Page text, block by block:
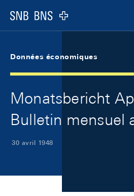
Logo
Données économiques
Monatsbericht
Bulletin mensuel
30 avril 1948